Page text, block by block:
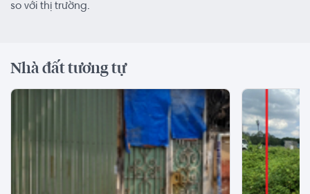
so với thị trường.
Nhà đất tương tự